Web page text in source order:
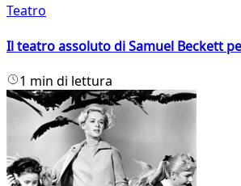
Teatro
Il teatro assoluto di Samuel Beckett
1 min di lettura